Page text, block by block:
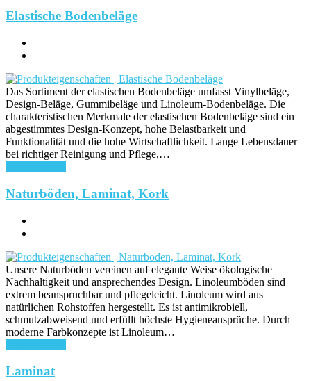
Elastische Bodenbeläge
Das Sortiment der elastischen Bodenbeläge umfasst Vinylbeläge,
Design-Beläge, Gummibeläge und Linoleum-Bodenbeläge. Die
charakteristischen Merkmale der elastischen Bodenbeläge sind ein
abgestimmtes Design-Konzept, hohe Belastbarkeit und
Funktionalität und die hohe Wirtschaftlichkeit. Lange Lebensdauer
bei richtiger Reinigung und Pflege,…
Naturböden, Laminat, Kork
Unsere Naturböden vereinen auf elegante Weise ökologische
Nachhaltigkeit und ansprechendes Design. Linoleumböden sind
extrem beanspruchbar und pflegeleicht. Linoleum wird aus
natürlichen Rohstoffen hergestellt. Es ist antimikrobiell,
schmutzabweisend und erfüllt höchste Hygieneansprüche. Durch
moderne Farbkonzepte ist Linoleum…
Laminat